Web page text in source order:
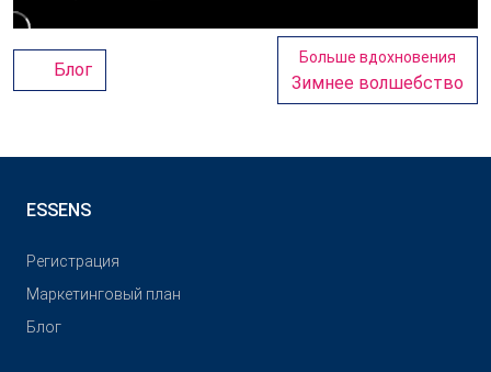
Блог
Больше вдохновения
Зимнее волшебство
ESSENS
Pегистрация
Маркетинговый план
Блог